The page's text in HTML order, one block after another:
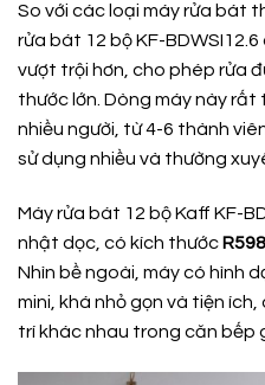
So với các loại máy rửa bát
rửa bát 12 bộ KF-
vượt trội hơn, cho phép rửa
thước lớn. Dòng máy này
nhiều người, từ 4-6 thành
sử dụng nhiều và thường
Máy rửa bát 12 bộ Kaff KF-
nhật dọc, có kích thước
Nhìn bề ngoài, máy có hình
mini, khá nhỏ gọn và tiện
trí khác nhau trong căn bếp